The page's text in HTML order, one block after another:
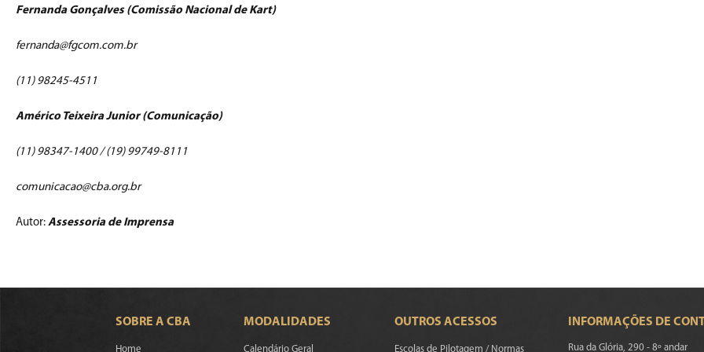
Fernanda Gonçalves (Comissão Nacional de Kart)
fernanda@fgcom.com.br
(11) 98245-4511
Américo Teixeira Junior (Comunicação)
(11) 98347-1400 / (19) 99749-8111
comunicacao@cba.org.br
Autor: Assessoria de Imprensa
SOBRE A CBA
Home
MODALIDADES
Calendário Geral
OUTROS ACESSOS
Escolas de Pilotagem / Normas
INFORMAÇÕES DE
Rua da Glória, 290 - 8º andar